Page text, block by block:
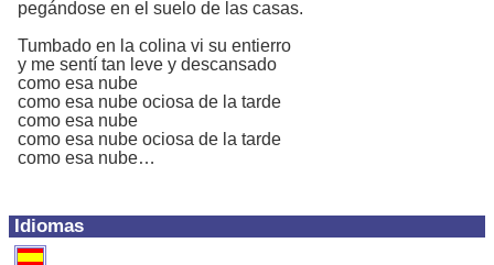
Idiomas
pegándose en el suelo de las casas.
Tumbado en la colina vi su entierro
y me sentí tan leve y descansado
como esa nube
como esa nube ociosa de la tarde
como esa nube
como esa nube ociosa de la tarde
como esa nube…